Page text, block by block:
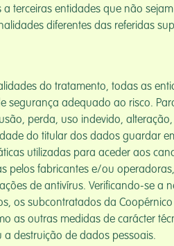
terceiras entidades que não
diferentes das referidas
do tratamento, todas as
segurança adequado ao risco.
perda, uso indevido,
do titular dos dados guardar
utilizadas para aceder aos
pelos fabricantes e/ou operadoras,
de antivírus. Verificando-se a
os subcontratados da
as outras medidas de carácter
destruição de dados pessoais.